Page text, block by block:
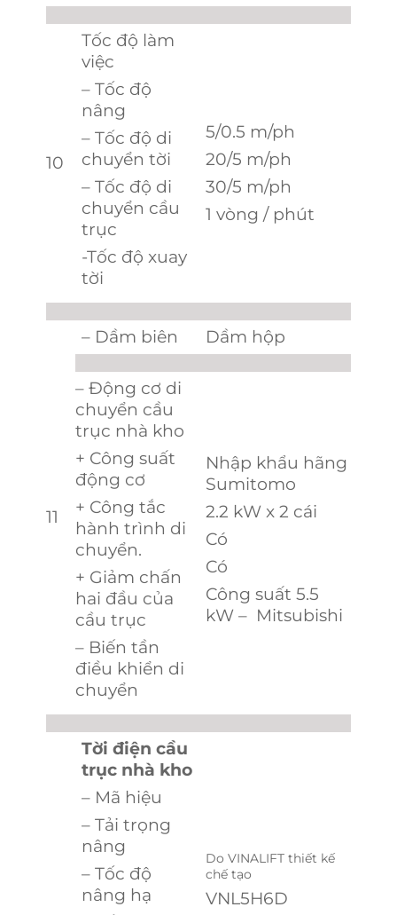
10
Tốc độ làm
việc
– Tốc độ
nâng
– Tốc độ di
chuyển tời
– Tốc độ di
chuyển cầu
trục
-Tốc độ xuay
tời
5/0.5 m/ph
20/5 m/ph
30/5 m/ph
1 vòng / phút
11
– Dầm biên Dầm hộp
– Động cơ di
chuyển cầu
trục nhà kho
+ Công suất
động cơ
+ Công tắc
hành trình di
chuyển.
+ Giảm chấn
hai đầu của
cầu trục
– Biến tần
điều khiển di
chuyển
Nhập khẩu hãng
Sumitomo
2.2 kW x 2 cái
Có
Có
Công suất 5.5
kW – Mitsubishi
Tời điện cầu
trục nhà kho
– Mã hiệu
– Tải trọng
nâng
– Tốc độ
nâng hạ
Do VINALIFT thiết kế
chế tạo
VNL5H6D